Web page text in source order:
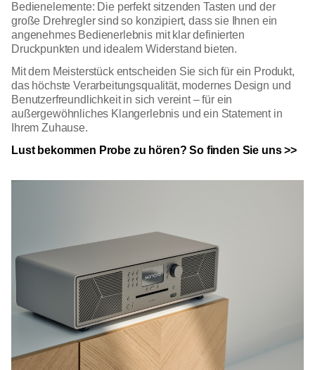
Bedienelemente: Die perfekt sitzenden Tasten und der
große Drehregler sind so konzipiert, dass sie Ihnen ein
angenehmes Bedienerlebnis mit klar definierten
Druckpunkten und idealem Widerstand bieten.
Mit dem Meisterstück entscheiden Sie sich für ein Produkt,
das höchste Verarbeitungsqualität, modernes Design und
Benutzerfreundlichkeit in sich vereint – für ein
außergewöhnliches Klangerlebnis und ein Statement in
Ihrem Zuhause.
Lust bekommen Probe zu hören? So finden Sie uns >>